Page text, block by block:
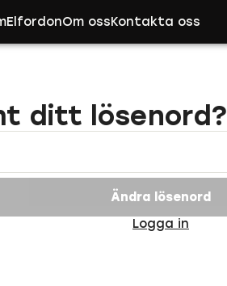
ElfordonOm ossKontakta oss
ditt lösenord?
Ändra lösenord
Logga in